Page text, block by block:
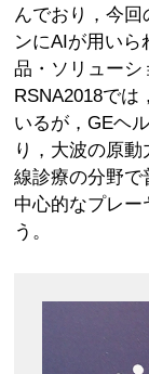
んでおり，今回
ンにAIが用い
品・ソリューシ
RSNA2018では
いるが，GEヘ
り，大波の原
線診療の分野で
中心的なプレ
う。